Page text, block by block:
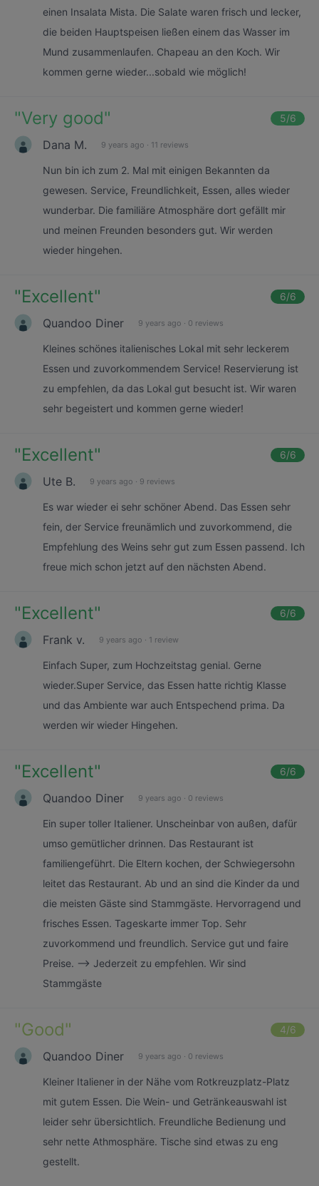
einen Insalata Mista. Die Salate waren frisch und lecker,
die beiden Hauptspeisen ließen einem das Wasser im
Mund zusammenlaufen. Chapeau an den Koch. Wir
kommen gerne wieder...sobald wie möglich!
"Very good" 5/6
Dana M. 9 years ago · 11 reviews
Nun bin ich zum 2. Mal mit einigen Bekannten da
gewesen. Service, Freundlichkeit, Essen, alles wieder
wunderbar. Die familiäre Atmosphäre dort gefällt mir
und meinen Freunden besonders gut. Wir werden
wieder hingehen.
"Excellent" 6/6
Quandoo Diner 9 years ago · 0 reviews
Kleines schönes italienisches Lokal mit sehr leckerem
Essen und zuvorkommendem Service! Reservierung ist
zu empfehlen, da das Lokal gut besucht ist. Wir waren
sehr begeistert und kommen gerne wieder!
"Excellent" 6/6
Ute B. 9 years ago · 9 reviews
Es war wieder ei sehr schöner Abend. Das Essen sehr
fein, der Service freunämlich und zuvorkommend, die
Empfehlung des Weins sehr gut zum Essen passend. Ich
freue mich schon jetzt auf den nächsten Abend.
"Excellent" 6/6
Frank v. 9 years ago · 1 review
Einfach Super, zum Hochzeitstag genial. Gerne
wieder.Super Service, das Essen hatte richtig Klasse
und das Ambiente war auch Entspechend prima. Da
werden wir wieder Hingehen.
"Excellent" 6/6
Quandoo Diner 9 years ago · 0 reviews
Ein super toller Italiener. Unscheinbar von außen, dafür
umso gemütlicher drinnen. Das Restaurant ist
familiengeführt. Die Eltern kochen, der Schwiegersohn
leitet das Restaurant. Ab und an sind die Kinder da und
die meisten Gäste sind Stammgäste. Hervorragend und
frisches Essen. Tageskarte immer Top. Sehr
zuvorkommend und freundlich. Service gut und faire
Preise. --> Jederzeit zu empfehlen. Wir sind
Stammgäste
"Good" 4/6
Quandoo Diner 9 years ago · 0 reviews
Kleiner Italiener in der Nähe vom Rotkreuzplatz-Platz
mit gutem Essen. Die Wein- und Getränkeauswahl ist
leider sehr übersichtlich. Freundliche Bedienung und
sehr nette Athmosphäre. Tische sind etwas zu eng
gestellt.